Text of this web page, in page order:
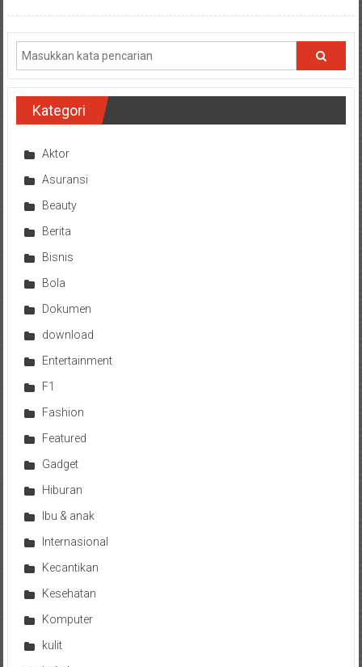
Kategori
Aktor
Asuransi
Beauty
Berita
Bisnis
Bola
Dokumen
download
Entertainment
F1
Fashion
Featured
Gadget
Hiburan
Ibu & anak
Internasional
Kecantikan
Kesehatan
Komputer
kulit